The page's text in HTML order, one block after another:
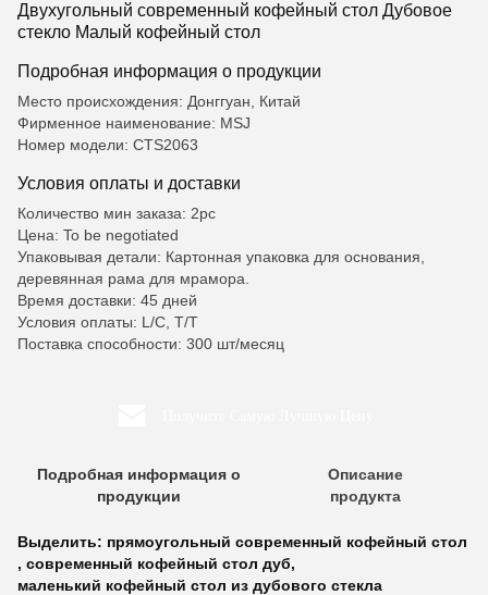
Двухугольный современный кофейный стол Дубовое
стекло Малый кофейный стол
Подробная информация о продукции
Место происхождения: Донггуан, Китай
Фирменное наименование: MSJ
Номер модели: CTS2063
Условия оплаты и доставки
Количество мин заказа: 2pc
Цена: To be negotiated
Упаковывая детали: Картонная упаковка для основания,
деревянная рама для мрамора.
Время доставки: 45 дней
Условия оплаты: L/C, T/T
Поставка способности: 300 шт/месяц
Подробная информация о
продукции
Описание
продукта
Выделить: прямоугольный современный кофейный стол
, современный кофейный стол дуб,
маленький кофейный стол из дубового стекла